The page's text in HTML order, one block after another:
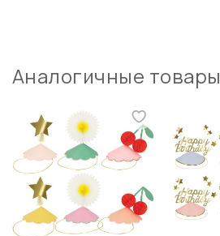
Аналогичные товары